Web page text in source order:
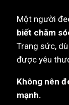
Một người
biết chăm
Trang sức,
được yêu
Không nên
mạnh.